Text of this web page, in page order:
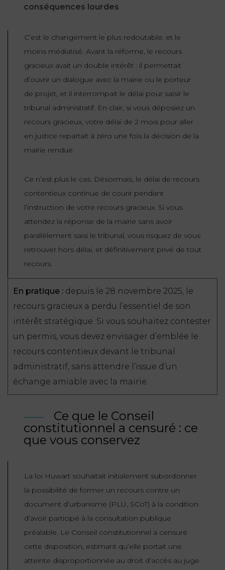
ÉTRANGERS
DE
L’IMMIGRATION
DROIT
DE
L’URBANISME
conséquences lourdes
C’est le changement le plus redoutable, et le
moins médiatisé. Avant la réforme, le recours
gracieux avait un double intérêt : il permettait
d’ouvrir un dialogue avec la mairie ou le porteur
de projet, et il interrompait le délai pour saisir le
tribunal administratif. En clair, si vous déposiez un
recours gracieux, votre délai de 2 mois pour aller
en justice repartait à zéro une fois la décision de la
mairie rendue.
Ce n’est plus le cas. Désormais, le délai de recours
contentieux continue de courir pendant
l’instruction de votre recours gracieux. Si vous
attendez la réponse de la mairie sans avoir
parallèlement saisi le tribunal, vous risquez de vous
retrouver hors délai, et définitivement privé de tout
recours.
En pratique : depuis le 28 novembre 2025, le
recours gracieux a perdu l’essentiel de son
intérêt stratégique. Si vous souhaitez contester
un permis, vous devez envisager d’emblée le
recours contentieux devant le tribunal
administratif, sans attendre l’issue d’un
échange amiable avec la mairie.
Ce que le Conseil
constitutionnel a censuré : ce
que vous conservez
La loi Huwart souhaitait initialement subordonner
la possibilité de former un recours contre un
document d’urbanisme (PLU, SCoT) à la condition
d’avoir participé à la consultation publique
préalable. Le Conseil constitutionnel a censuré
cette disposition, estimant qu’elle portait une
atteinte disproportionnée au droit d’accès au juge.